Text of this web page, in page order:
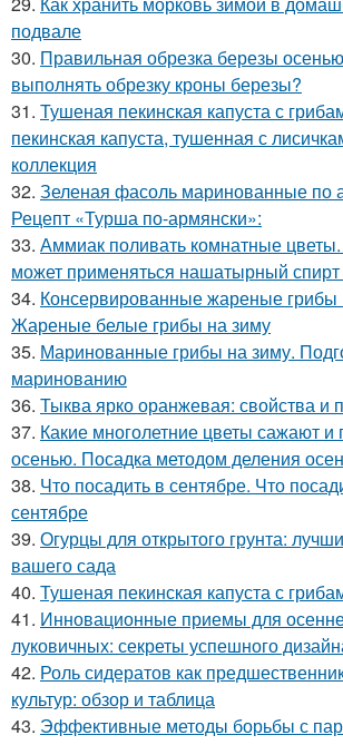
подвале
30. Правильная обрезка березы
выполнять обрезку кроны березы?
31. Тушеная пекинская капуста с
пекинская капуста, тушенная с
коллекция
32. Зеленая фасоль маринованные по
Рецепт «Турша по-армянски»:
33. Аммиак поливать комнатные цветы.
может применяться нашатырный спирт
34. Консервированные жареные грибы
Жареные белые грибы на зиму
35. Маринованные грибы на зиму.
маринованию
36. Тыква ярко оранжевая: свойства и
37. Какие многолетние цветы сажают
осенью. Посадка методом деления
38. Что посадить в сентябре. Что
сентябре
39. Огурцы для открытого грунта:
вашего сада
40. Тушеная пекинская капуста с
41. Инновационные приемы для
луковичных: секреты успешного
42. Роль сидератов как
культур: обзор и таблица
43. Эффективные методы борьбы с